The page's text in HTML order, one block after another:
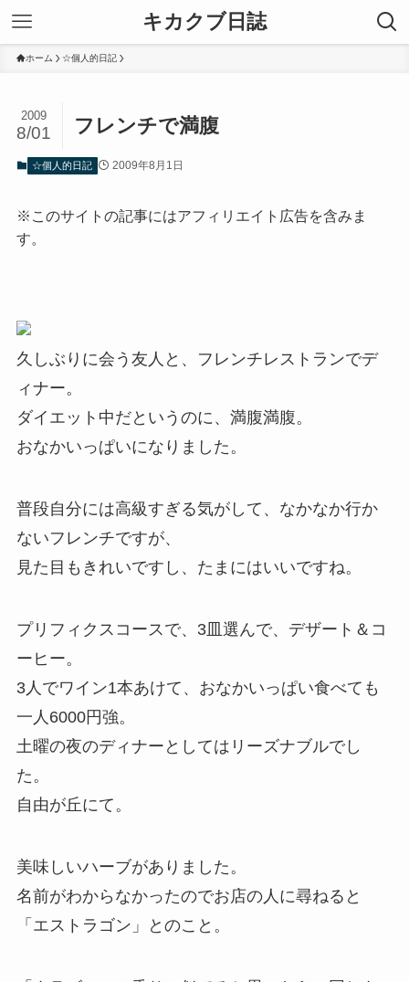
キカクブ日誌
ホーム ☆個人的日記
フレンチで満腹
2009
8/01
☆個人的日記 2009年8月1日
※このサイトの記事にはアフィリエイト広告を含みま
す。
久しぶりに会う友人と、フレンチレストランでデ
ィナー。
ダイエット中だというのに、満腹満腹。
おなかいっぱいになりました。
普段自分には高級すぎる気がして、なかなか行か
ないフレンチですが、
見た目もきれいですし、たまにはいいですね。
プリフィクスコースで、3皿選んで、デザート＆コ
ーヒー。
3人でワイン1本あけて、おなかいっぱい食べても
一人6000円強。
土曜の夜のディナーとしてはリーズナブルでし
た。
自由が丘にて。
美味しいハーブがありました。
名前がわからなかったのでお店の人に尋ねると
「エストラゴン」とのこと。